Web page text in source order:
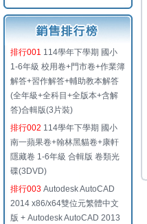
排行001 114學年下學期 國小
1-6年級 校用卷+門市卷+作業簿
解答+習作解答+輔助教本解答
(全年級+全科目+全版本+含解
答)合輯版(3片裝)
排行002 114學年下學期 國小
南一蘋果卷+翰林黑貓卷+康軒
隱藏卷 1-6年級 合輯版 卷類光
碟(3DVD)
排行003 Autodesk AutoCAD
2014 x86/x64雙位元繁體中文
版 + Autodesk AutoCAD 2013